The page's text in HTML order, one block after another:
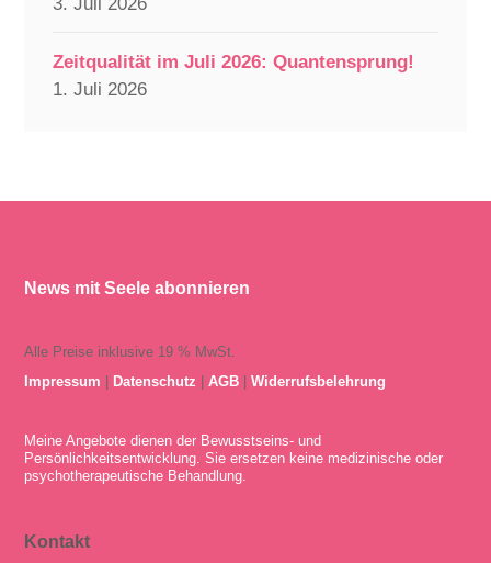
Zeitqualität im Juli 2026: Quantensprung!
1. Juli 2026
News mit Seele abonnieren
Alle Preise inklusive 19 % MwSt.
Impressum
Datenschutz |AGB |Widerrufsbelehrung
Meine Angebote dienen der Bewusstseins- und
Persönlichkeitsentwicklung. Sie ersetzen keine medizinische oder
psychotherapeutische Behandlung.
Kontakt